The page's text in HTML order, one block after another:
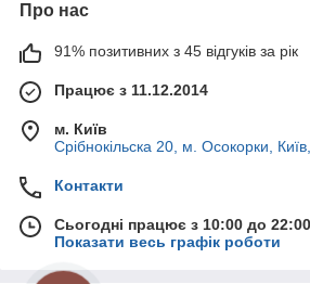
Про нас
91% позитивних з 45 відгуків за рік
Працює з 11.12.2014
м. Київ
Срібнокільска 20, м. Осокорки,
Контакти
Сьогодні працює з 10:00 до 22:00
Показати весь графік роботи